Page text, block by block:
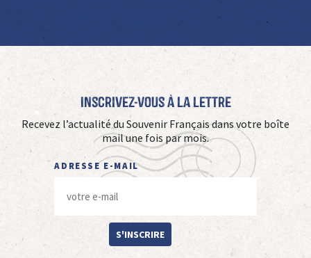
Inscrivez-vous à La Lettre
Recevez l’actualité du Souvenir Français dans votre boîte
mail une fois par mois.
ADRESSE E-MAIL
S'INSCRIRE